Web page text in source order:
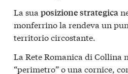
La sua posizione strategica
monferrino la rendeva un
territorio circostante.
La Rete Romanica di Collina
“perimetro” o una cornice,